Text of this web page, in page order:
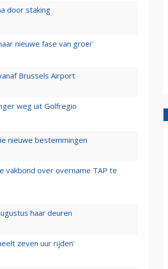
door staking
nieuwe fase van groei'
Brussels Airport
weg uit Golfregio
nieuwe bestemmingen
vakbond over overname TAP te
haar deuren
zeven uur rijden'